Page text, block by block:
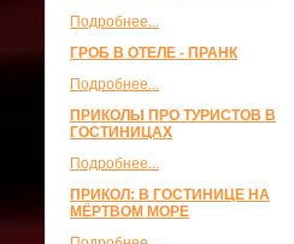
Подробнее...
ГРОБ В ОТЕЛЕ - ПРАНК
Подробнее...
ПРИКОЛЫ ПРО ТУРИСТОВ В
ГОСТИНИЦАХ
Подробнее...
ПРИКОЛ: В ГОСТИНИЦЕ НА
МЁРТВОМ МОРЕ